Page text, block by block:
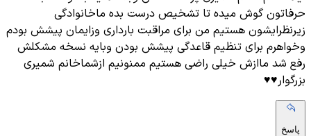
حرفاتون گوش میده تا تشخیص درست بده ماخانوادگی
زیرنظرایشون هستیم من برای مراقبت بارداری وزایمان پیشش بودم
وخواهرم برای تنظیم قاعدگی پیشش بودن وبایه نسخه مشکلش
رفع شد ماازش خیلی راضی هستیم ممنونیم ازشماخانم شمیری
بزرگوار♥️♥️
پاسخ